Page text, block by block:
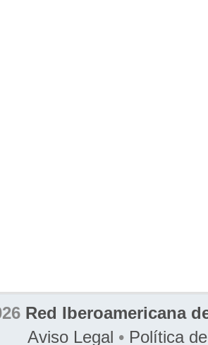
Red Iberoamericana
Aviso Legal • Política